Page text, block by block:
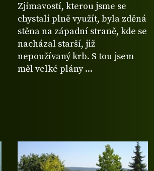
Zjímavostí, kterou jsme se
chystali plně využít, byla zděná
stěna na západní straně, kde se
nacházal starší, již
nepoužívaný krb. S tou jsem
měl velké plány ...